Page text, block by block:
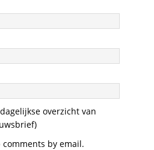
overzicht van
by email.